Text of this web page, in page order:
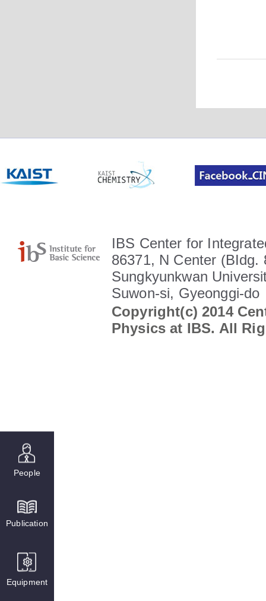
People
Publication
Equipment
IBS Center for
86371, N Center (BIdg.
Sungkyunkwan
Suwon-si, Gyeonggi-do
Copyright(c) 2014
Physics at IBS. All